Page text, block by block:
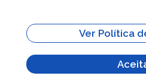
SITES IMPORTANTES
Ver Política